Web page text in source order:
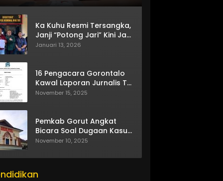
Ka Kuhu Resmi Tersangka,
Janji “Potong Jari” Kini Jadi
Bumerang
Januari 13, 2026
16 Pengacara Gorontalo
Kawal Laporan Jurnalis TV
One
November 15, 2025
Pemkab Gorut Angkat
Bicara Soal Dugaan Kasus
Asusila Oknum ASN
November 10, 2025